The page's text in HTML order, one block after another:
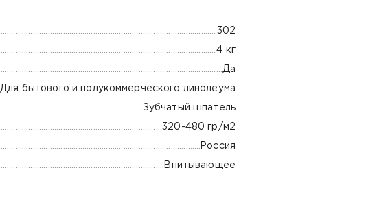
302
4 кг
Да
Для бытового и полукоммерческого линолеума
Зубчатый шпатель
320-480 гр/м2
Россия
Впитывающее